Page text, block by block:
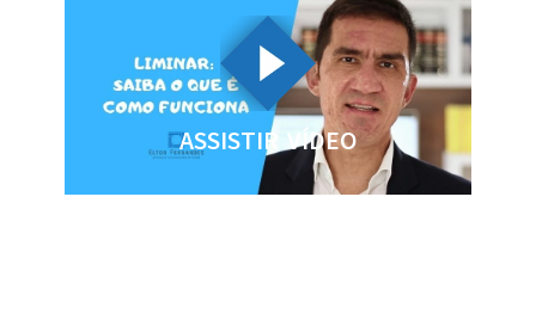
ASSISTIR VÍDEO